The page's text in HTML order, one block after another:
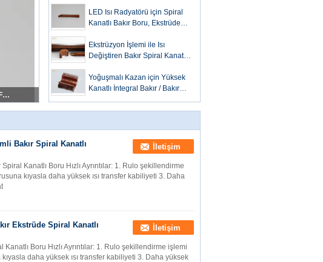
LED Isı Radyatörü için Spiral
Kanatlı Bakır Boru, Ekstrüde
Ekstrüzyon İşlemi ile Isı
Değiştiren Bakır Spiral Kanatlı
Yoğuşmalı Kazan için Yüksek
Kanatlı İntegral Bakır / Bakır
Bakır Spiral Kanatlı
İletişim
Spiral Kanatlı Boru Hızlı Ayrıntılar: 1. Rulo şekillendirme
kıyasla daha yüksek ısı transfer kabiliyeti 3. Daha
Ekstrüde Spiral Kanatlı
İletişim
Boru Hızlı Ayrıntılar: 1. Rulo şekillendirme işlemi
kıyasla daha yüksek ısı transfer kabiliyeti 3. Daha yüksek